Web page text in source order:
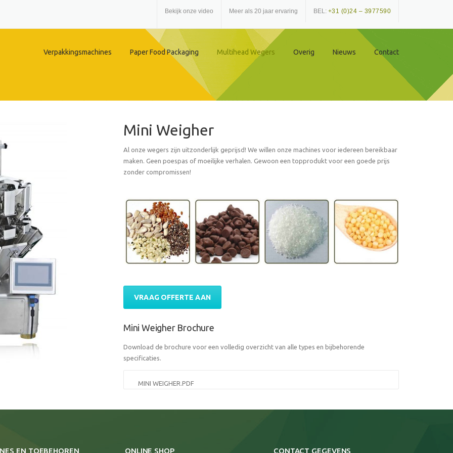
BEL: +31 (0)24 – 3977590
Meer als 20 jaar ervaring
Bekijk onze video
Verpakkingsmachines Paper Food Packaging Multihead Wegers Overig Nieuws Contact
Mini Weigher
Al onze wegers zijn uitzonderlijk geprijsd! We willen onze machines voor iedereen bereikbaar
maken. Geen poespas of moeilijke verhalen. Gewoon een topprodukt voor een goede prijs
zonder compromissen!
VRAAG OFFERTE AAN
Mini Weigher Brochure
Download de brochure voor een volledig overzicht van alle types en bijbehorende
specificaties.
MINI WEIGHER.PDF
EN TOEBEHOREN ONLINE SHOP CONTACT GEGEVENS